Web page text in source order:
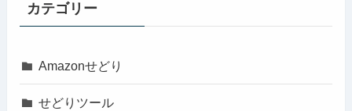
カテゴリー
Amazonせどり
せどりツール